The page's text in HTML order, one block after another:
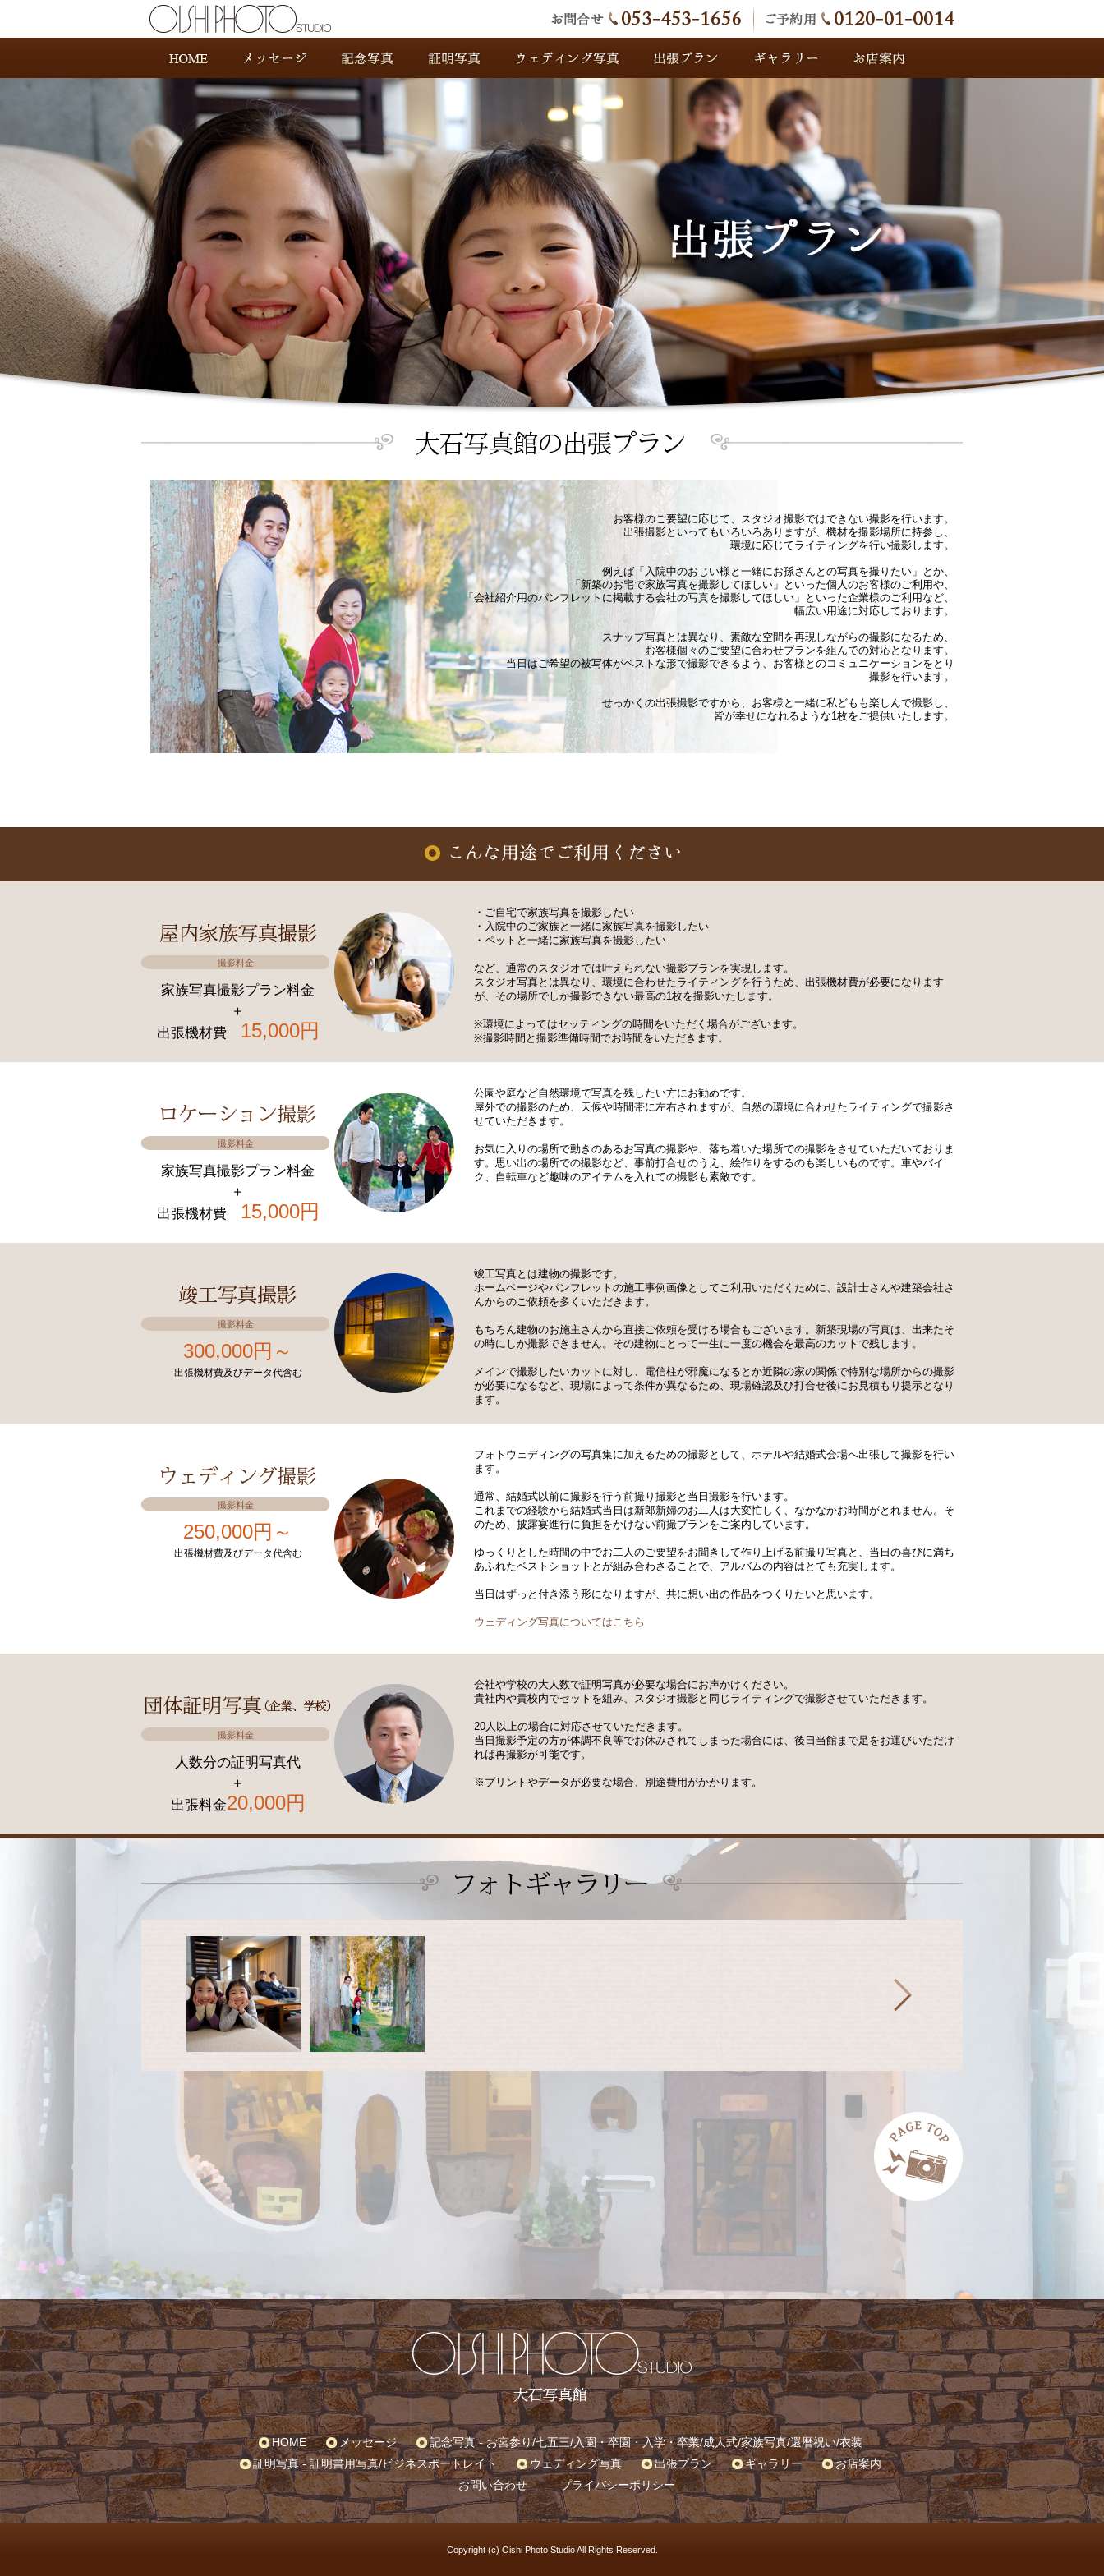
お客様のご要望に応じて、スタジオ撮影ではできない撮影を行います。
出張撮影といってもいろいろありますが、機材を撮影場所に持参し、
環境に応じてライティングを行い撮影します。
例えば「入院中のおじい様と一緒にお孫さんとの写真を撮りたい」とか、
「新築のお宅で家族写真を撮影してほしい」といった個人のお客様のご利用や、
「会社紹介用のパンフレットに掲載する会社の写真を撮影してほしい」といった企業様のご利用など、
幅広い用途に対応しております。
スナップ写真とは異なり、素敵な空間を再現しながらの撮影になるため、
お客様個々のご要望に合わせプランを組んでの対応となります。
当日はご希望の被写体がベストな形で撮影できるよう、お客様とのコミュニケーションをとり
撮影を行います。
せっかくの出張撮影ですから、お客様と一緒に私どもも楽しんで撮影し、
皆が幸せになれるような1枚をご提供いたします。
撮影料金
家族写真撮影プラン料金
＋
出張機材費 15,000円
・ご自宅で家族写真を撮影したい
・入院中のご家族と一緒に家族写真を撮影したい
・ペットと一緒に家族写真を撮影したい
など、通常のスタジオでは叶えられない撮影プランを実現します。
スタジオ写真とは異なり、環境に合わせたライティングを行うため、出張機材費が必要になります
が、その場所でしか撮影できない最高の1枚を撮影いたします。
※環境によってはセッティングの時間をいただく場合がございます。
※撮影時間と撮影準備時間でお時間をいただきます。
撮影料金
家族写真撮影プラン料金
＋
出張機材費 15,000円
公園や庭など自然環境で写真を残したい方にお勧めです。
屋外での撮影のため、天候や時間帯に左右されますが、自然の環境に合わせたライティングで撮影さ
せていただきます。
お気に入りの場所で動きのあるお写真の撮影や、落ち着いた場所での撮影をさせていただいておりま
す。思い出の場所での撮影など、事前打合せのうえ、絵作りをするのも楽しいものです。車やバイ
ク、自転車など趣味のアイテムを入れての撮影も素敵です。
撮影料金
300,000円～
出張機材費及びデータ代含む
竣工写真とは建物の撮影です。
ホームページやパンフレットの施工事例画像としてご利用いただくために、設計士さんや建築会社さ
んからのご依頼を多くいただきます。
もちろん建物のお施主さんから直接ご依頼を受ける場合もございます。新築現場の写真は、出来たそ
の時にしか撮影できません。その建物にとって一生に一度の機会を最高のカットで残します。
メインで撮影したいカットに対し、電信柱が邪魔になるとか近隣の家の関係で特別な場所からの撮影
が必要になるなど、現場によって条件が異なるため、現場確認及び打合せ後にお見積もり提示となり
ます。
撮影料金
250,000円～
出張機材費及びデータ代含む
フォトウェディングの写真集に加えるための撮影として、ホテルや結婚式会場へ出張して撮影を行い
ます。
通常、結婚式以前に撮影を行う前撮り撮影と当日撮影を行います。
これまでの経験から結婚式当日は新郎新婦のお二人は大変忙しく、なかなかお時間がとれません。そ
のため、披露宴進行に負担をかけない前撮プランをご案内しています。
ゆっくりとした時間の中でお二人のご要望をお聞きして作り上げる前撮り写真と、当日の喜びに満ち
あふれたベストショットとが組み合わさることで、アルバムの内容はとても充実します。
当日はずっと付き添う形になりますが、共に想い出の作品をつくりたいと思います。
ウェディング写真についてはこちら
撮影料金
人数分の証明写真代
＋
出張料金20,000円
会社や学校の大人数で証明写真が必要な場合にお声かけください。
貴社内や貴校内でセットを組み、スタジオ撮影と同じライティングで撮影させていただきます。
20人以上の場合に対応させていただきます。
当日撮影予定の方が体調不良等でお休みされてしまった場合には、後日当館まで足をお運びいただけ
れば再撮影が可能です。
※プリントやデータが必要な場合、別途費用がかかります。
HOME メッセージ 記念写真 -お宮参り/七五三/入園・卒園・入学・卒業/成人式/家族写真/還暦祝い/衣装
証明写真 -証明書用写真/ビジネスポートレイト ウェディング写真 出張プラン ギャラリー
お店案内
お問い合わせ
プライバシーポリシー
Copyright (c) Oishi Photo Studio All Rights Reserved.